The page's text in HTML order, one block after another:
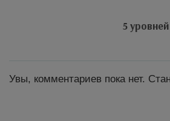
5
Увы, комментариев пока нет.